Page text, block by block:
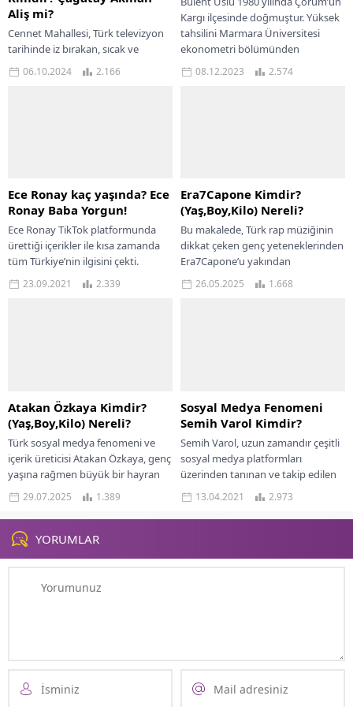
Aliş mi?
Cennet Mahallesi, Türk televizyon
tarihinde iz bırakan, sıcak ve
samimi mahalle hayatını başarıyla
yansıtan bir dizidir. 2004-2007 yılları
06.10.2024 2.166
Kargı ilçesinde doğmuştur. Yüksek
tahsilini Marmara Üniversitesi
ekonometri bölümünden
dereceyle bitirmiştir. Eğitimci anne
ve babanın...
08.12.2023 2.574
Ece Ronay kaç yaşında? Ece
Ronay Baba Yorgun!
Ece Ronay TikTok platformunda
ürettiği içerikler ile kısa zamanda
tüm Türkiye’nin ilgisini çekti.
“Karpuz” adında çıkardığı single
parçası ile oldukça...
23.09.2021 2.339
Era7Capone Kimdir?
(Yaş,Boy,Kilo) Nereli?
Bu makalede, Türk rap müziğinin
dikkat çeken genç yeteneklerinden
Era7Capone’u yakından
tanıyacağız. Sanatçının hayatına,
kariyerine ve merak edilen kişisel
26.05.2025 1.668
Atakan Özkaya Kimdir?
(Yaş,Boy,Kilo) Nereli?
Türk sosyal medya fenomeni ve
içerik üreticisi Atakan Özkaya, genç
yaşına rağmen büyük bir hayran
kitlesine sahip. Eğlenceli videoları
ve...
29.07.2025 1.389
Sosyal Medya Fenomeni
Semih Varol Kimdir?
Semih Varol, uzun zamandır çeşitli
sosyal medya platformları
üzerinden tanınan ve takip edilen
isimler arasında yer almaktadır.
Ancak son dönemlerde...
13.04.2021 2.973
YORUMLAR